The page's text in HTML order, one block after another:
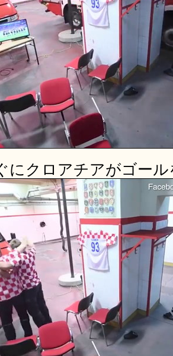
にクロアチアがゴー